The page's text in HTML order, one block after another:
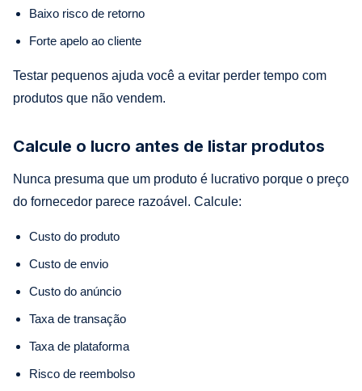
Baixo risco de retorno
Forte apelo ao cliente
Testar pequenos ajuda você a evitar perder tempo com
produtos que não vendem.
Calcule o lucro antes de listar produtos
Nunca presuma que um produto é lucrativo porque o preço
do fornecedor parece razoável. Calcule:
Custo do produto
Custo de envio
Custo do anúncio
Taxa de transação
Taxa de plataforma
Risco de reembolso